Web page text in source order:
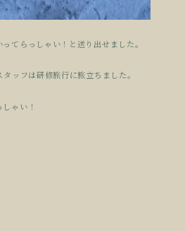
てらっしゃい！と送り出せました。
ッフは研修旅行に旅立ちました。
ゃい！